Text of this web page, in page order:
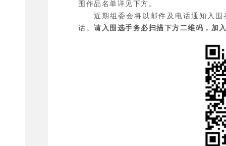
围作品名单详见下方。
近期组委会将以邮件及电话通知入
话。 请入围选手务必扫描下方二维码，加